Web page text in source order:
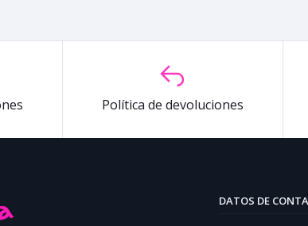
Política de devoluciones
DATOS DE